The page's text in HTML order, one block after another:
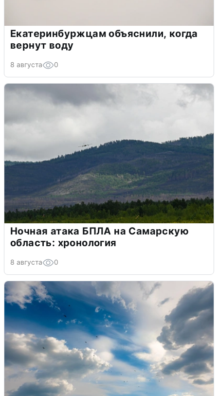
Екатеринбуржцам объяснили, когда
вернут воду
8 августа 0
Ночная атака БПЛА на Самарскую
область: хронология
8 августа 0